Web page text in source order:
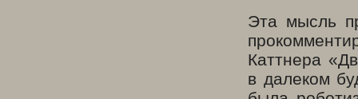
Эта мысль
Каттнера
в далеком